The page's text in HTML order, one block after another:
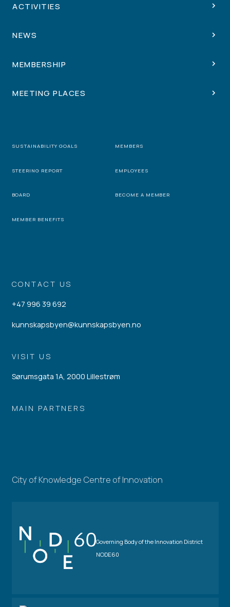
CONTACT US
+47 996 39 692
kunnskapsbyen@kunnskapsbyen.no
VISIT US
Sørumsgata 1A, 2000 Lillestrøm
MAIN PARTNERS
ACTIVITIES
NEWS
MEMBERSHIP
MEETING PLACES
SUSTAINABILITY GOALS MEMBERS
STEERING REPORT EMPLOYEES
BOARD BECOME A MEMBER
MEMBER BENEFITS
City of Knowledge Centre of Innovation
Governing Body of the Innovation District
NODE60